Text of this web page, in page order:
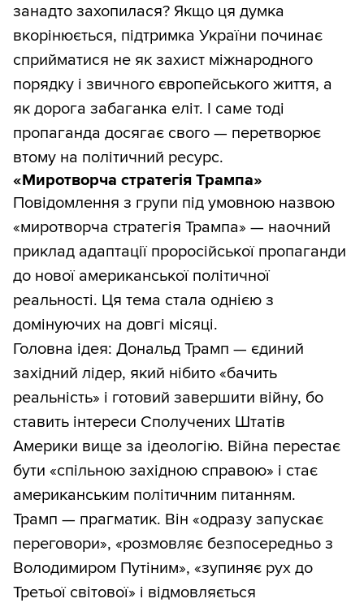
занадто захопилася? Якщо ця думка
вкорінюється, підтримка України починає
сприйматися не як захист міжнародного
порядку і звичного європейського життя, а
як дорога забаганка еліт. І саме тоді
пропаганда досягає свого — перетворює
втому на політичний ресурс.
«Миротворча стратегія Трампа»
Повідомлення з групи під умовною назвою
«миротворча стратегія Трампа» — наочний
приклад адаптації проросійської пропаганди
до нової американської політичної
реальності. Ця тема стала однією з
домінуючих на довгі місяці.
Головна ідея: Дональд Трамп — єдиний
західний лідер, який нібито «бачить
реальність» і готовий завершити війну, бо
ставить інтереси Сполучених Штатів
Америки вище за ідеологію. Війна перестає
бути «спільною західною справою» і стає
американським політичним питанням.
Трамп — прагматик. Він «одразу запускає
переговори», «розмовляє безпосередньо з
Володимиром Путіним», «зупиняє рух до
Третьої світової» і відмовляється